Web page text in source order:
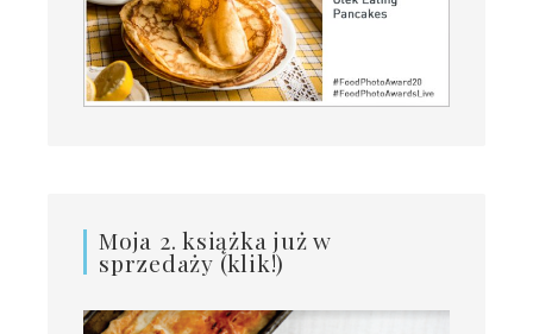
Moja 2. książka już w
sprzedaży (klik!)